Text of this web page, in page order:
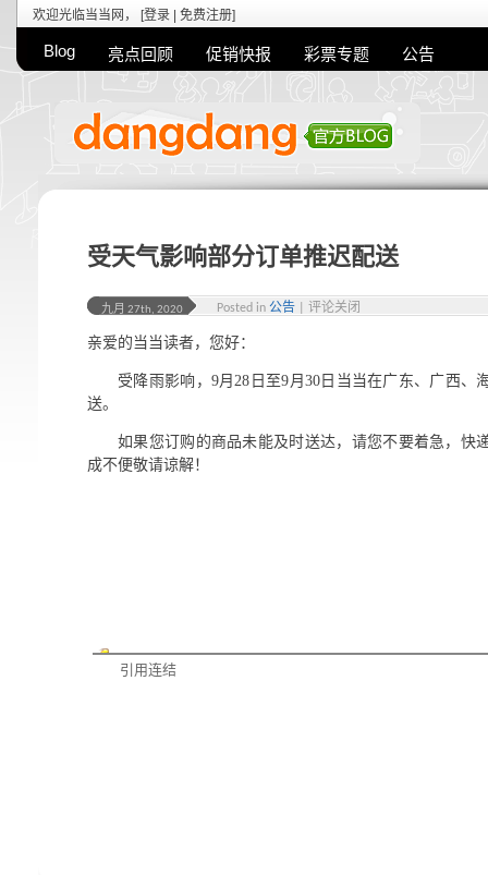
欢迎光临当当网， [登录 免费注册]
Blog 亮点回顾 促销快报 彩票专题 公告
受天气影响部分订单推迟配送
九月 27th, 2020 Posted in 公告 评论关闭
亲爱的当当读者，您好：
受降雨影响，9月28日至9月30日当当在广东、广西、
送。
如果您订购的商品未能及时送达，请您不要着急，快
成不便敬请谅解！
引用连结